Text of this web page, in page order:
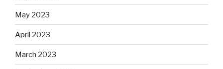
May 2023
April 2023
March 2023